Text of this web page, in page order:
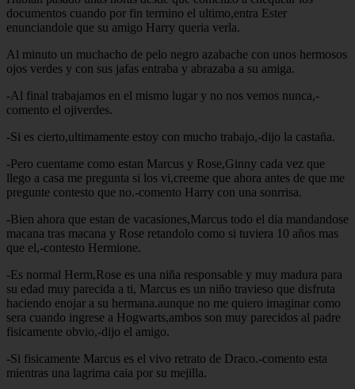
documentos cuando por fin termino el ultimo,entra Ester
enunciandole que su amigo Harry queria verla.
Al minuto un muchacho de pelo negro azabache con unos hermosos
ojos verdes y con sus jafas entraba y abrazaba a su amiga.
-Al final trabajamos en el mismo lugar y no nos vemos nunca,-
comento el ojiverdes.
-Si es cierto,ultimamente estoy con mucho trabajo,-dijo la castaña.
-Pero cuentame como estan Marcus y Rose,Ginny cada vez que
llego a casa me pregunta si los vi,creeme que ahora antes de que me
pregunte contesto que no.-comento Harry con una sonrrisa.
-Bien ahora que estan de vacasiones,Marcus todo el dia mandandose
macana tras macana y Rose retandolo como si tuviera 10 años mas
que el,-contesto Hermione.
-Es normal Herm,Rose es una niña responsable y muy madura para
su edad muy parecida a ti, Marcus es un niño travieso que disfruta
haciendo enojar a su hermana.aunque no me quiero imaginar como
sera cuando ingrese a Hogwarts,ambos son muy parecidos al padre
fisicamente obvio,-dijo el amigo.
-Si fisicamente Marcus es el vivo retrato de Draco.-comento esta
mientras una lagrima caia por su mejilla.